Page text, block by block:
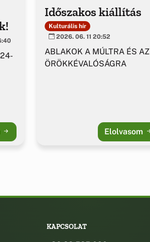
Időszakos kiállítás
Kulturális hír
2026. 06. 11 20:52
ABLAKOK A MÚLTRA ÉS AZ
ÖRÖKKÉVALÓSÁGRA
Elolvasom
KAPCSOLAT